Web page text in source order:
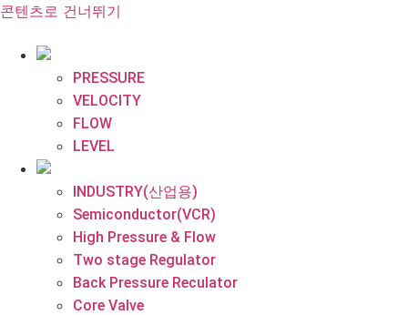
콘텐츠로 건너뛰기
PRESSURE
VELOCITY
FLOW
LEVEL
INDUSTRY(산업용)
Semiconductor(VCR)
High Pressure & Flow
Two stage Regulator
Back Pressure Reculator
Core Valve